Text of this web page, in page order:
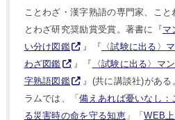
ことわざ・漢字熟語の専門家、こと
とわざ研究奨励賞受賞。著書に『マ
い分け図鑑
』『 〈試験に出る〉
わざ図鑑
』『
〈試験に出る〉マ
字熟語図鑑
』(共に講談社)があ
ラムでは、「備えあれば憂いなし
る災害時の命を守る知恵」「WEB